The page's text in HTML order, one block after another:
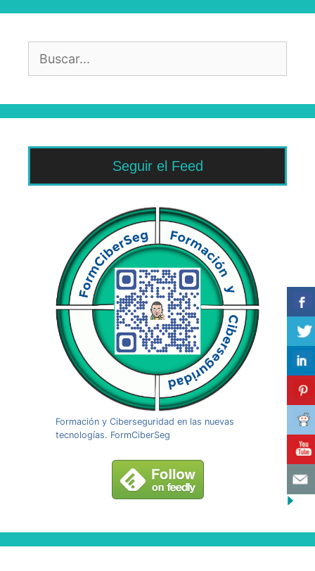
Seguir el Feed
Formación y Ciberseguridad en las nuevas
tecnologías. FormCiberSeg